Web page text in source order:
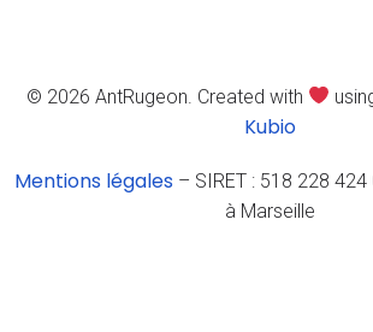
© 2026 AntRugeon. Created with
Kubio
Mentions légales – SIRET : 518 228
à Marseille